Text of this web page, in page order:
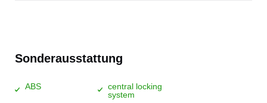
Sonderausstattung
ABS
central locking
system